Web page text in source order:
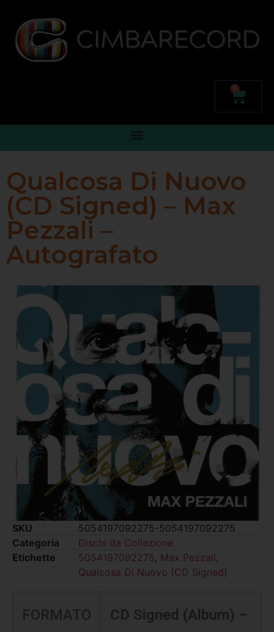
0
Qualcosa Di Nuovo
(CD Signed) – Max
Pezzali –
Autografato
SKU
5054197092275-5054197092275
Categoria
Dischi da Collezione
Etichette
5054197092275, Max Pezzali,
Qualcosa Di Nuovo (CD Signed)
FORMATO CD Signed (Album) –